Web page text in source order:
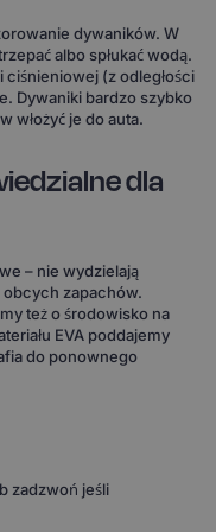
dywaników. W
albo spłukać wodą.
(z odległości
Dywaniki bardzo szybko
włożyć je do auta.
dla
– nie wydzielają
obcych zapachów.
też o środowisko na
EVA poddajemy
do ponownego
zadzwoń jeśli